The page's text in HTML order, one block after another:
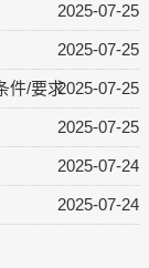
2025-07-25
2025-07-25
2025-07-25
件/要求
2025-07-25
2025-07-24
2025-07-24